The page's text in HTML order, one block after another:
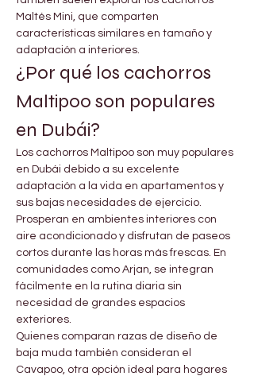
Maltés Mini, que comparten
características similares en tamaño y
adaptación a interiores.
¿Por qué los cachorros
Maltipoo son populares
en Dubái?
Los cachorros Maltipoo son muy populares
en Dubái debido a su excelente
adaptación a la vida en apartamentos y
sus bajas necesidades de ejercicio.
Prosperan en ambientes interiores con
aire acondicionado y disfrutan de paseos
cortos durante las horas más frescas. En
comunidades como Arjan, se integran
fácilmente en la rutina diaria sin
necesidad de grandes espacios
exteriores.
Quienes comparan razas de diseño de
baja muda también consideran el
Cavapoo, otra opción ideal para hogares